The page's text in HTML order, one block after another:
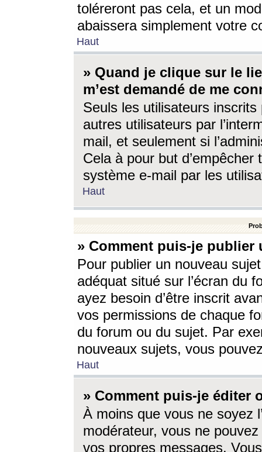
toléreront pas cela, et un
abaissera simplement votre
Haut
» Quand je clique sur le
m’est demandé de me
Seuls les utilisateurs
autres utilisateurs par
mail, et seulement si
Cela à pour but
système e-mail par les
Haut
» Comment puis-je
Pour publier un nouveau
adéquat situé sur l’écran du
ayez besoin d’être inscrit
vos permissions de chaque
du forum ou du sujet. Par
nouveaux sujets, vous
Haut
» Comment puis-je éditer
À moins que vous ne soyez
modérateur, vous ne
vos propres messages.